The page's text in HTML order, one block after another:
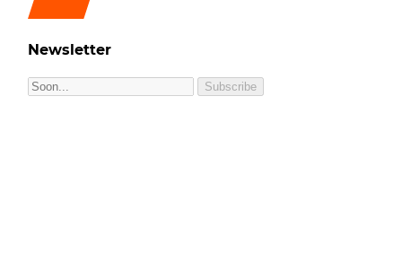
Newsletter
Subscribe